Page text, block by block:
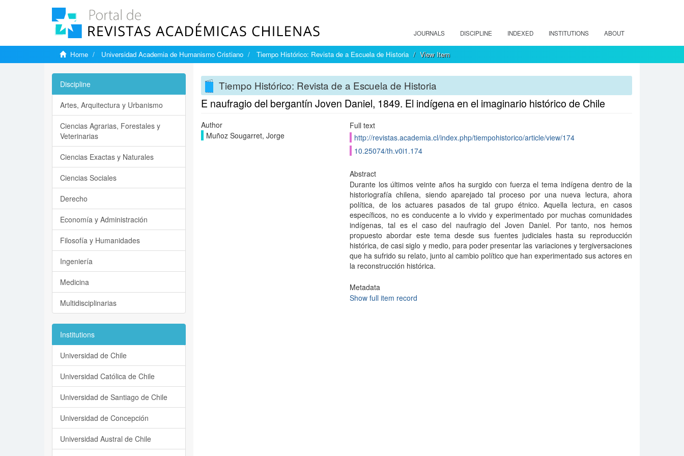
JOURNALS DISCIPLINE INDEXED INSTITUTIONS ABOUT
Home Universidad Academia de Humanismo Cristiano Tiempo Histórico: Revista de a Escuela de Historia View Item
Tiempo Histórico: Revista de a Escuela de Historia
E naufragio del bergantín Joven Daniel, 1849. El indígena en el imaginario histórico de Chile
Author
Muñoz Sougarret, Jorge
Full text
http://revistas.academia.cl/index.php/tiempohistorico/article/view/174
10.25074/th.v0i1.174
Abstract
Durante los últimos veinte años ha surgido con fuerza el tema indígena dentro de la
historiografía chilena, siendo aparejado tal proceso por una nueva lectura, ahora
política, de los actuares pasados de tal grupo étnico. Aquella lectura, en casos
específicos, no es conducente a lo vivido y experimentado por muchas comunidades
indígenas, tal es el caso del naufragio del Joven Daniel. Por tanto, nos hemos
propuesto abordar este tema desde sus fuentes judiciales hasta su reproducción
histórica, de casi siglo y medio, para poder presentar las variaciones y tergiversaciones
que ha sufrido su relato, junto al cambio político que han experimentado sus actores en
la reconstrucción histórica.
Metadata
Show full item record
Discipline
Artes, Arquitectura y Urbanismo
Ciencias Agrarias, Forestales y
Veterinarias
Ciencias Exactas y Naturales
Ciencias Sociales
Derecho
Economía y Administración
Filosofía y Humanidades
Ingeniería
Medicina
Multidisciplinarias
Institutions
Universidad de Chile
Universidad Católica de Chile
Universidad de Santiago de Chile
Universidad de Concepción
Universidad Austral de Chile